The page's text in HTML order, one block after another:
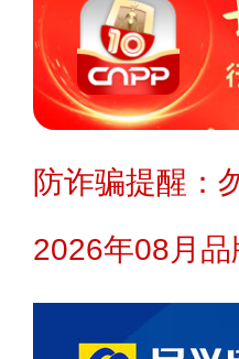
防诈骗提醒：
2026年08月